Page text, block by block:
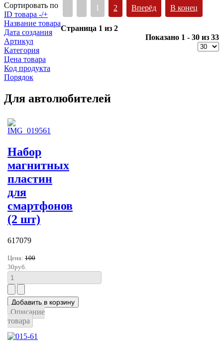
Сортировать по
ID товара -/+
Название товара
Дата создания
Артикул
Категория
Цена товара
Код продукта
Порядок
1 2 Вперёд В конец
Страница 1 из 2
Показано 1 - 30 из 33
Для автолюбителей
Набор
магнитных
пластин
для
смартфонов
(2 шт)
617079
Цена: 100
30руб.
Описание
товара